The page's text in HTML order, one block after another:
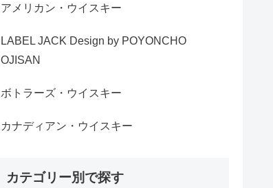
アメリカン・ウイスキー
LABEL JACK Design by POYONCHO
OJISAN
ボトラーズ・ウイスキー
カナディアン・ウイスキー
カテゴリー別で探す